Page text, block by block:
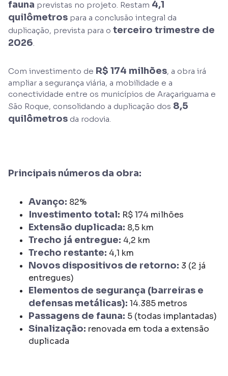
fauna previstas no projeto. Restam 4,1
quilômetros para a conclusão integral da
duplicação, prevista para o terceiro trimestre de
2026
Com investimento de R$ 174 milhões, a obra irá
ampliar a segurança viária, a mobilidade e a
conectividade entre os municípios de Araçariguama e
São Roque, consolidando a duplicação dos 8,5
quilômetros da rodovia.
Principais números da obra:
Avanço: 82%
Investimento total: R$ 174 milhões
Extensão duplicada: 8,5 km
Trecho já entregue: 4,2 km
Trecho restante: 4,1 km
Novos dispositivos de retorno: 3 (2 já
entregues)
Elementos de segurança (barreiras e
defensas metálicas): 14.385 metros
Passagens de fauna: 5 (todas implantadas)
Sinalização: renovada em toda a extensão
duplicada